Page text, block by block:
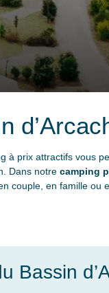
à prix attractifs vous
Dans notre camping
couple, en famille ou
Bassin